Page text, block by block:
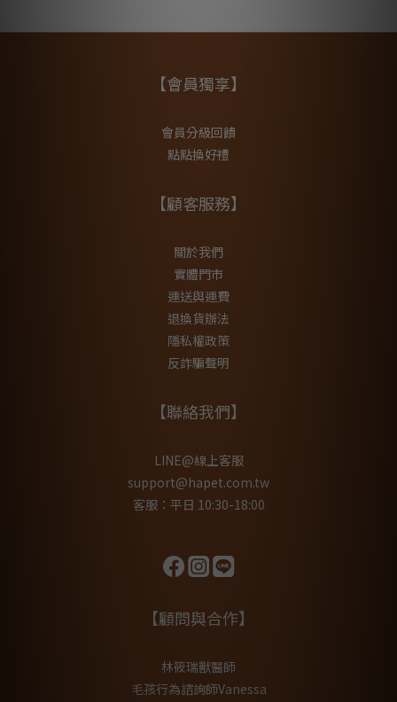
【會員獨享】
會員分級回饋
點點換好禮
【顧客服務】
關於我們
實體門市
運送與運費
退換貨辦法
隱私權政策
反詐騙聲明
【聯絡我們】
LINE@線上客服
support@hapet.com.tw
客服：平日 10:30-18:00
【顧問與合作】
林筱瑞獸醫師
毛孩行為諮詢師Vanessa